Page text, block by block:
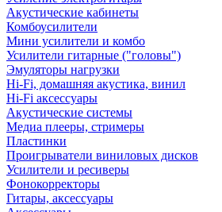
Акустические кабинеты
Комбоусилители
Мини усилители и комбо
Усилители гитарные ("головы")
Эмуляторы нагрузки
Hi-Fi, домашняя акустика, винил
Hi-Fi аксессуары
Акустические системы
Медиа плееры, стримеры
Пластинки
Проигрыватели виниловых дисков
Усилители и ресиверы
Фонокорректоры
Гитары, аксессуары